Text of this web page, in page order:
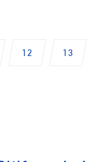
12 13